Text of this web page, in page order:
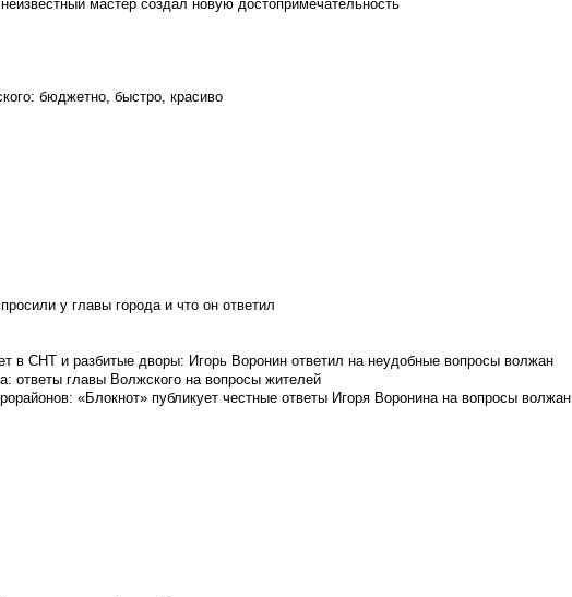
мастер создал новую достопримечательность
бюджетно, быстро, красиво
у главы города и что он ответил
в СНТ и разбитые дворы: Игорь Воронин ответил на неудобные вопросы волжан
ответы главы Волжского на вопросы жителей
«Блокнот» публикует честные ответы Игоря Воронина на вопросы волжан